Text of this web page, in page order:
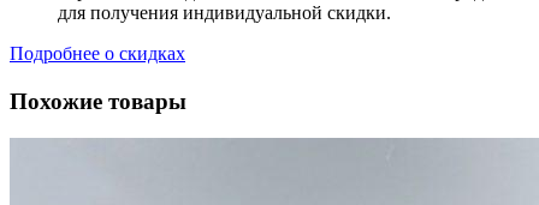
для получения индивидуальной скидки.
Подробнее о скидках
Похожие товары